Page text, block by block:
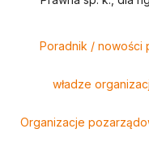
Poradnik / nowości
władze
Organizacje